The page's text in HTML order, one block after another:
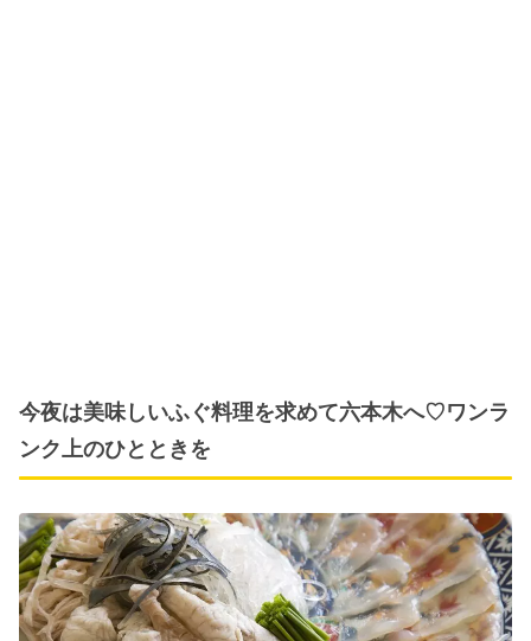
今夜は美味しいふぐ料理を求めて六本木へ♡ワンラ
ンク上のひとときを